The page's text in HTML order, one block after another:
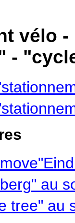
vélo
-
au
tree" au